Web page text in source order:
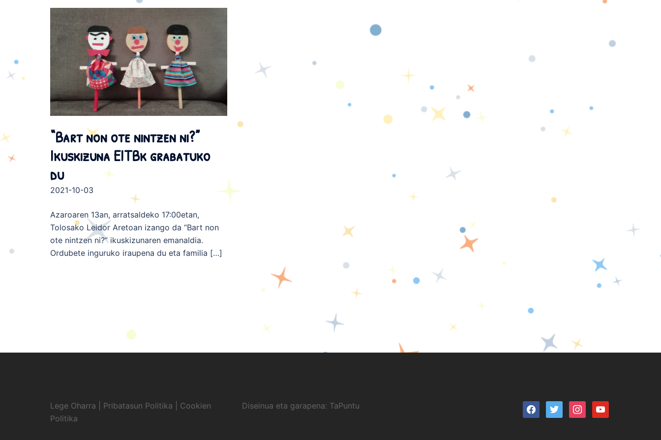
“Bart non ote nintzen ni?”
Ikuskizuna EITBk grabatuko
du
2021-10-03
Azaroaren 13an, arratsaldeko 17:00etan,
Tolosako Leidor Aretoan izango da “Bart non
ote nintzen ni?” ikuskizunaren emanaldia.
Ordubete inguruko iraupena du eta familia […]
Lege Oharra Pribatasun Politika
Cookien
Politika
Diseinua eta garapena: TaPuntu facebooktwitter instagramyoutube